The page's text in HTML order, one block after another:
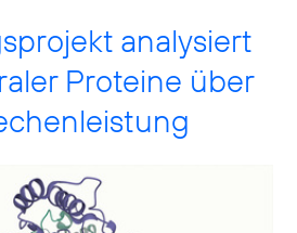
analysiert
Proteine über